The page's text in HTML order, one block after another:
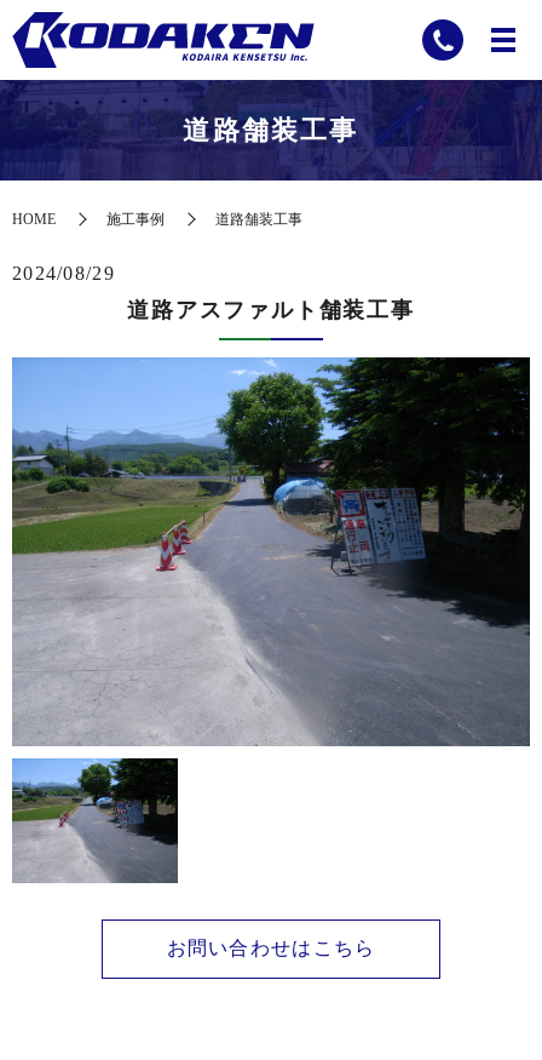
道路舗装工事
HOME 施工事例 道路舗装工事
2024/08/29
道路アスファルト舗装工事
お問い合わせはこちら